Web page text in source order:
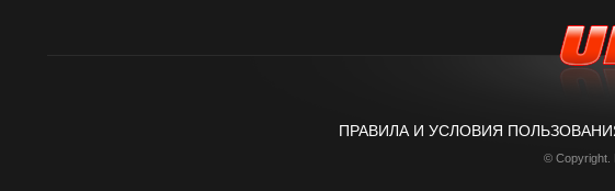
ПРАВИЛА И УСЛОВИЯ
© Copyright.